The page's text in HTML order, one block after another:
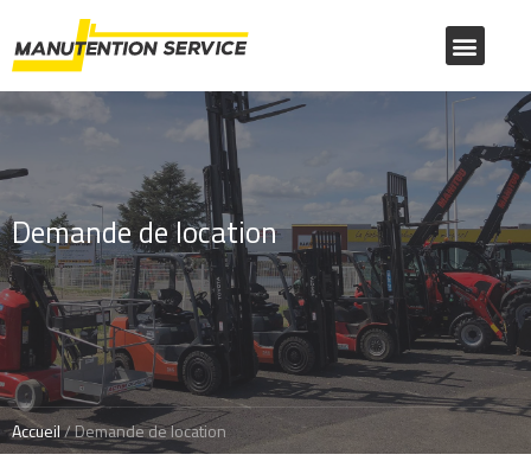
Demande de location
Accueil/ Demande de location